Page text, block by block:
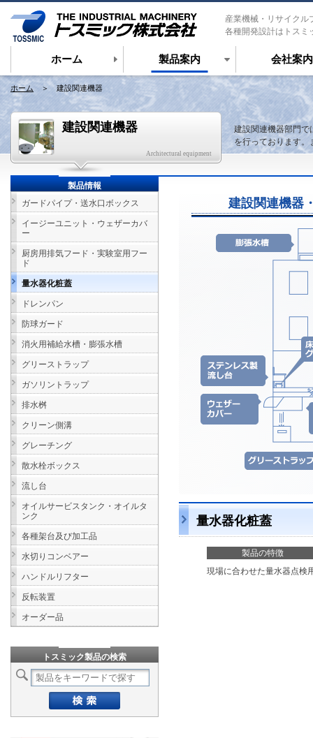
産業機械・リサイクル
各種開発設計はトスミ
ホーム 製品案内 会社案内
ホーム ＞ 建設関連機器
建設関連機器
Architectural equipment
建設関連機器部門で
を行っております
建設関連機器
量水器化粧蓋
製品の特徴
現場に合わせた量水器点検
製品情報
ガードパイプ・送水口ボックス
イージーユニット・ウェザーカバ
ー
厨房用排気フード・実験室用フー
ド
量水器化粧蓋
ドレンパン
防球ガード
消火用補給水槽・膨張水槽
グリーストラップ
ガソリントラップ
排水桝
クリーン側溝
グレーチング
散水栓ボックス
流し台
オイルサービスタンク・オイルタ
ンク
各種架台及び加工品
水切りコンベアー
ハンドルリフター
反転装置
オーダー品
トスミック製品の検索